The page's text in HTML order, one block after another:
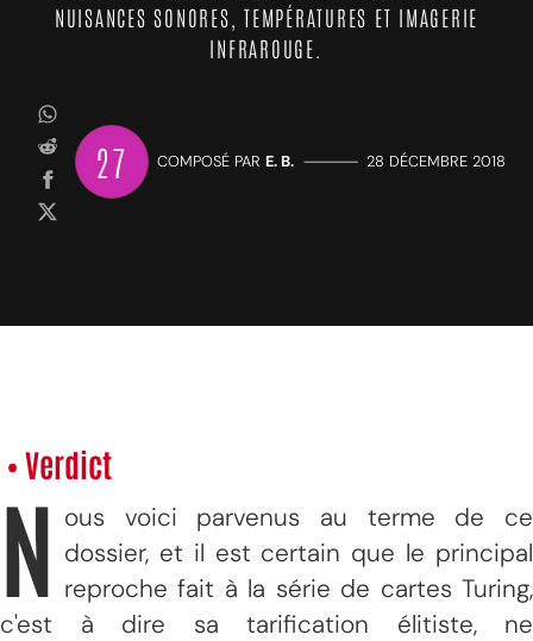
NUISANCES SONORES, TEMPÉRATURES ET IMAGERIE
INFRAROUGE.
27 COMPOSÉ PAR E. B. ————— 28 DÉCEMBRE 2018
• Verdict
N ous voici parvenus au terme de ce
dossier, et il est certain que le principal
reproche fait à la série de cartes Turing,
c'est à dire sa tarification élitiste, ne